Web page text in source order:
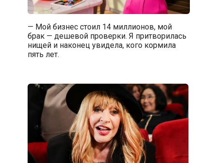
— Мой бизнес стоил 14 миллионов, мой
брак — дешевой проверки. Я притворилась
нищей и наконец увидела, кого кормила
пять лет.